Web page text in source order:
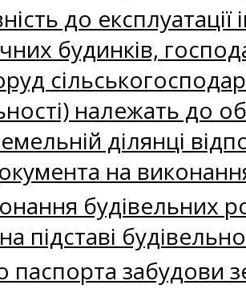
до
будинків,
належать до
ділянці
на
будівельних
підставі
паспорта забудови